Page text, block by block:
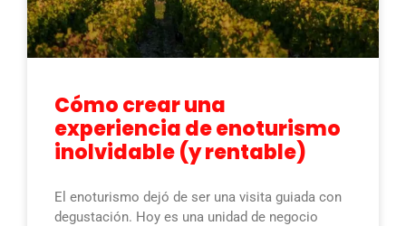
Cómo crear una
experiencia de enoturismo
inolvidable (y rentable)
El enoturismo dejó de ser una visita guiada con
degustación. Hoy es una unidad de negocio